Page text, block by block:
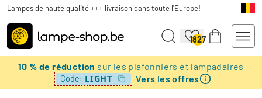
Lampes de haute qualité +++ livraison dans toute l'Europe!
1827
10 % de réduction sur les plafonniers et lampadaires
Code: LIGHT Vers les offres